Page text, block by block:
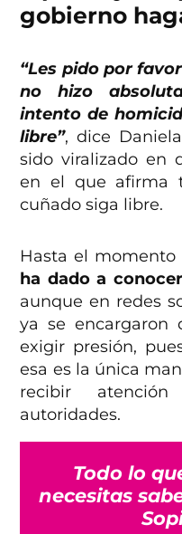
gobierno
“Les pido por
no hizo
intento de
libre”, dice
sido viralizado en
en el que afirma
cuñado siga libre.
Hasta el momento
ha dado a
aunque en redes
ya se encargaron
exigir presión,
esa es la única
recibir
autoridades.
Todo lo
necesitas